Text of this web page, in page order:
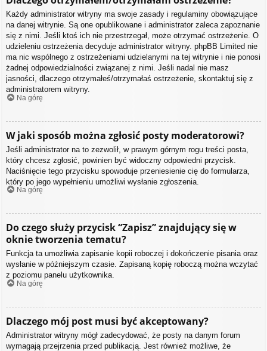
Każdy administrator witryny ma swoje zasady i regulaminy obowiązujące
na danej witrynie. Są one opublikowane i administrator zaleca zapoznanie
się z nimi. Jeśli ktoś ich nie przestrzegał, może otrzymać ostrzeżenie. O
udzieleniu ostrzeżenia decyduje administrator witryny. phpBB Limited nie
ma nic wspólnego z ostrzeżeniami udzielanymi na tej witrynie i nie ponosi
żadnej odpowiedzialności związanej z nimi. Jeśli nadal nie masz
jasności, dlaczego otrzymałeś/otrzymałaś ostrzeżenie, skontaktuj się z
administratorem witryny.
Na górę
W jaki sposób można zgłosić posty moderatorowi?
Jeśli administrator na to zezwolił, w prawym górnym rogu treści posta,
który chcesz zgłosić, powinien być widoczny odpowiedni przycisk.
Naciśnięcie tego przycisku spowoduje przeniesienie cię do formularza,
który po jego wypełnieniu umożliwi wysłanie zgłoszenia.
Na górę
Do czego służy przycisk “Zapisz” znajdujący się w
oknie tworzenia tematu?
Funkcja ta umożliwia zapisanie kopii roboczej i dokończenie pisania oraz
wysłanie w późniejszym czasie. Zapisaną kopię roboczą można wczytać
z poziomu panelu użytkownika.
Na górę
Dlaczego mój post musi być akceptowany?
Administrator witryny mógł zadecydować, że posty na danym forum
wymagają przejrzenia przed publikacją. Jest również możliwe, że